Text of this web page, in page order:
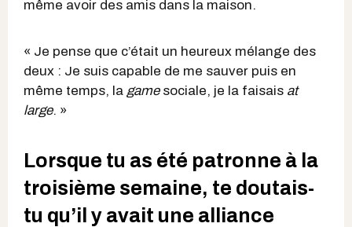
même avoir des amis dans la maison.
« Je pense que c’était un heureux mélange des
deux : Je suis capable de me sauver puis en
même temps, la gamesociale, je la faisais at
large. »
Lorsque tu as été patronne à la
troisième semaine, te doutais-
tu qu’il y avait une alliance